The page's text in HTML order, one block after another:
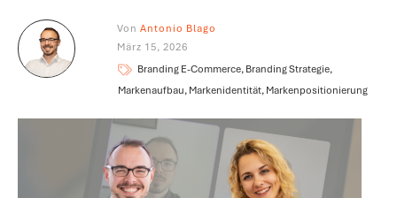
Von Antonio Blago
März 15, 2026
Branding E-Commerce, Branding Strategie,
Markenaufbau, Markenidentität, Markenpositionierung